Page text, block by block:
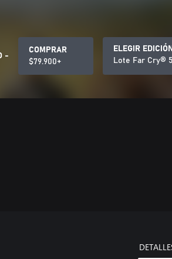
-
COMPRAR
$79.900+
ELEGIR EDICIÓN
Lote Far Cry®